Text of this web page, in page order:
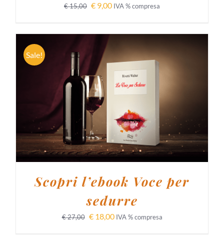
€15,00 € 9,00 IVA % compresa
Sale!
AGGIUNGI AL CARRELLO DETTAGLI
Scopri l’ebook Voce per
sedurre
€27,00 €18,00 IVA % compresa